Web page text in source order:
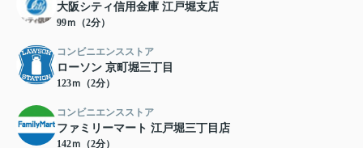
大阪シティ信用金庫 江戸堀支店
99ｍ（2分）
コンビニエンスストア
ローソン 京町堀三丁目
123ｍ（2分）
コンビニエンスストア
ファミリーマート 江戸堀三丁目店
142ｍ（2分）